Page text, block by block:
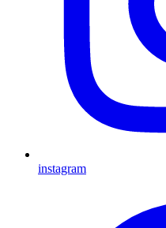
instagram